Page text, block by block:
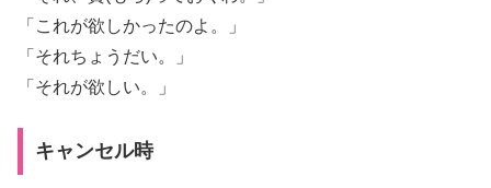
「これが欲しかったのよ。」
「それちょうだい。」
「それが欲しい。」
キャンセル時